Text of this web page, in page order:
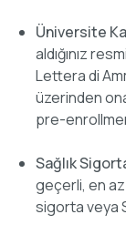
Üniversite
aldığınız
Lettera di
üzerinden
pre-
Sağlık
geçerli, en az
sigorta veya